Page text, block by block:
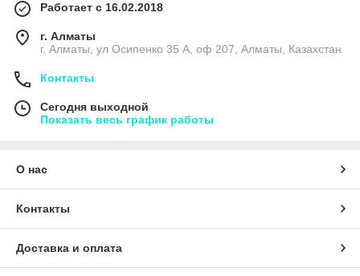
Работает с 16.02.2018
г. Алматы
г. Алматы, ул Осипенко 35 А, оф 207, Алматы, Казахстан
Контакты
Сегодня выходной
Показать весь график работы
О нас
Контакты
Доставка и оплата